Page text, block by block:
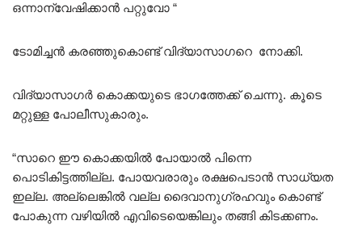
ഒന്നാന്വേഷിക്കാൻ പറ്റുവോ “
ടോമിച്ചൻ കരഞ്ഞുകൊണ്ട് വിദ്യാസാഗറെ നോക്കി.
വിദ്യാസാഗർ കൊക്കയുടെ ഭാഗത്തേക്ക്‌ ചെന്നു. കൂടെ
മറ്റുള്ള പോലീസുകാരും.
“സാറെ ഈ കൊക്കയിൽ പോയാൽ പിന്നെ
പൊടികിട്ടത്തില്ല. പോയവരാരും രക്ഷപെടാൻ സാധ്യത
ഇല്ല. അല്ലെങ്കിൽ വല്ല ദൈവാനുഗ്രഹവും കൊണ്ട്
പോകുന്ന വഴിയിൽ എവിടെയെങ്കിലും തങ്ങി കിടക്കണം.